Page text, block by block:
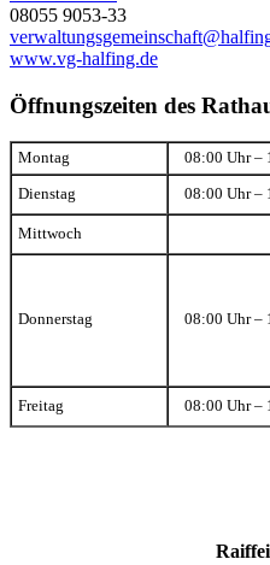
08055 9053-33
www.vg-halfing.de
Öffnungszeiten des
Montag 08:00 Uhr –
Dienstag 08:00 Uhr –
Mittwoch
Donnerstag 08:00 Uhr –
Freitag 08:00 Uhr –